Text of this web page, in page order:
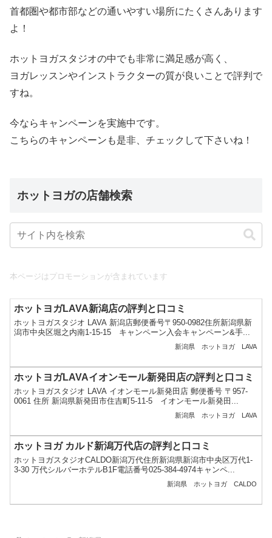
首都圏や都市部などの通いやすい場所にたくさんあります
よ！
ホットヨガスタジオの中でも非常に満足感が高く、
ヨガレッスンやインストラクターの質が良いことで評判で
すね。
今ならキャンペーンを実施中です。
こちらのキャンペーンも是非、チェックして下さいね！
ホットヨガの店舗検索
本ページはプロモーションが含まれています
ホットヨガLAVA新潟店の評判と口コミ
ホットヨガスタジオ LAVA 新潟店郵便番号〒950-0982住所新潟県新
潟市中央区堀之内南1-15-15 キャンペーン入会キャンペーン&手...
新潟県 ホットヨガ LAVA
ホットヨガLAVAイオンモール新発田店の評判と口コミ
ホットヨガスタジオ LAVA イオンモール新発田店 郵便番号 〒957-
0061 住所 新潟県新発田市住吉町5-11-5 イオンモール新発田...
新潟県 ホットヨガ LAVA
ホットヨガ カルド新潟万代店の評判と口コミ
ホットヨガスタジオCALDO新潟万代住所新潟県新潟市中央区万代1-
3-30 万代シルバーホテルB1F電話番号025-384-4974キャンペ...
新潟県 ホットヨガ CALDO